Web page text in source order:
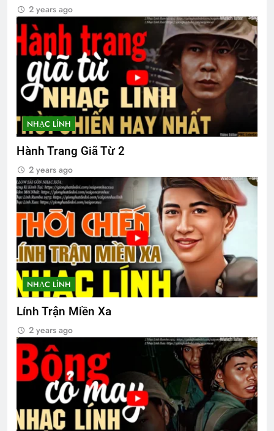
KẺ ĂN MÀY TRONG TÔI (Rabindranath
Tagore)
3 Years Ago
Ủy viên Xã Hội chúc Giáng Sinh & năm
mới
3 Years Ago
Tiểu Đoàn 1 Nhảy Dù VNCH
2 Years Ago
SỐNG LÀ PHỤC VỤ (Rabindranath
Tagore)
3 Years Ago
Thăm CSVSQ PHẠM VĂN MẠI K20
Nắng Đông Trên Ngọn Cỏ Sầu
3 Years Ago
2 years ago
NHẠC LÍNH
Hành Trang Giã Từ 2
2 years ago
NHẠC LÍNH
Lính Trận Miền Xa
2 years ago